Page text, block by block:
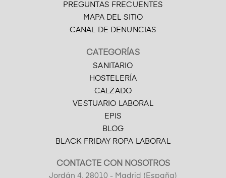
PREGUNTAS FRECUENTES
MAPA DEL SITIO
CANAL DE DENUNCIAS
CATEGORÍAS
SANITARIO
HOSTELERÍA
CALZADO
VESTUARIO LABORAL
EPIS
BLOG
BLACK FRIDAY ROPA LABORAL
CONTACTE CON NOSOTROS
Jordán 4, 28010 - Madrid (España)